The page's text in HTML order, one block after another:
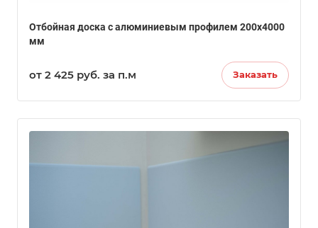
Отбойная доска с алюминиевым профилем 200х4000
мм
от 2 425 руб. за п.м Заказать